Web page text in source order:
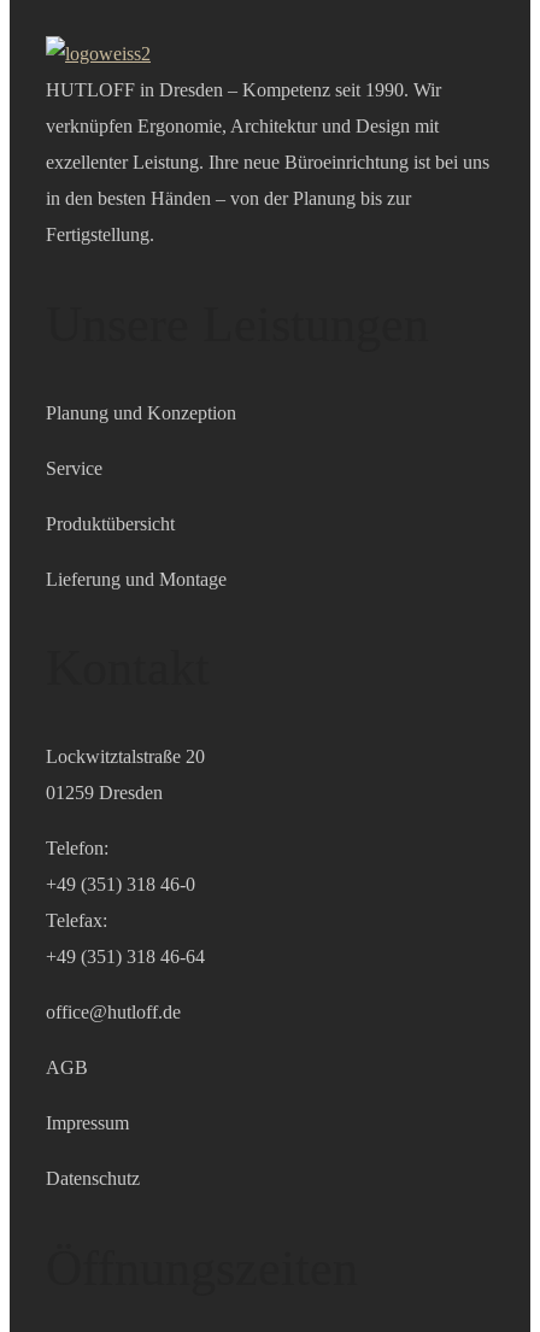
HUTLOFF in Dresden – Kompetenz seit 1990. Wir
verknüpfen Ergonomie, Architektur und Design mit
exzellenter Leistung. Ihre neue Büroeinrichtung ist bei uns
in den besten Händen – von der Planung bis zur
Fertigstellung.
Planung und Konzeption
Service
Produktübersicht
Lieferung und Montage
Lockwitztalstraße 20
01259 Dresden
Telefon:
+49 (351) 318 46-0
Telefax:
+49 (351) 318 46-64
office@hutloff.de
AGB
Impressum
Datenschutz